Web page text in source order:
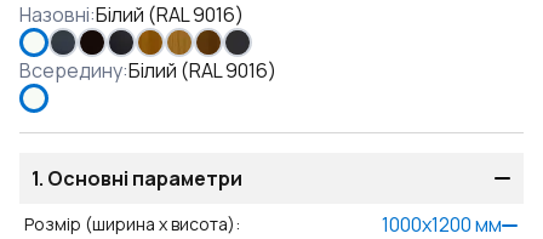
Назовні:Білий (RAL 9016)
Всередину:Білий (RAL 9016)
1. Основні параметри
Розмір (ширина x висота): 1000x1200мм